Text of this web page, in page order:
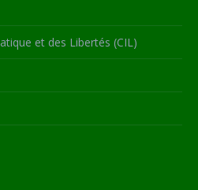
et des Libertés (CIL)